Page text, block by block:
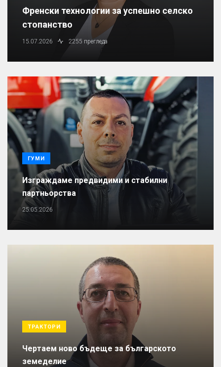
Френски технологии за успешно селско
стопанство
15.07.2026 2255 прегледа
ГУМИ
Изграждаме предвидими и стабилни
партньорства
25.05.2026
ТРАКТОРИ
Чертаем ново бъдеще за българското
земеделие